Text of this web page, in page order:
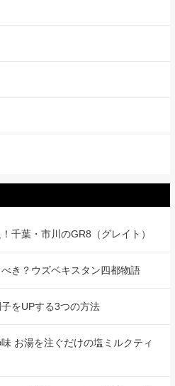
千葉・市川のGR8（グレイト）
き？ウズベキスタン四都物語
をUPする3つの方法
お湯を注ぐだけの塩ミルクティ